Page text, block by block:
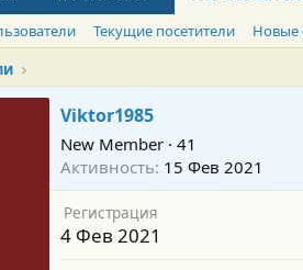
Текущие посетители Новые
Viktor1985
New Member · 41
Активность 15 Фев 2021
Регистрация
4 Фев 2021